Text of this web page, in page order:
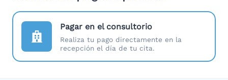
Pagar en el consultorio
Realiza tu pago directamente en la
recepción el día de tu cita.